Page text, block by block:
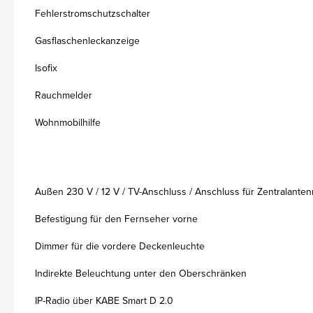
Fehlerstromschutzschalter
Gasflaschenleckanzeige
Isofix
Rauchmelder
Wohnmobilhilfe
Außen 230 V / 12 V / TV-Anschluss / Anschluss für
Befestigung für den Fernseher vorne
Dimmer für die vordere Deckenleuchte
Indirekte Beleuchtung unter den Oberschränken
IP-Radio über KABE Smart D 2.0